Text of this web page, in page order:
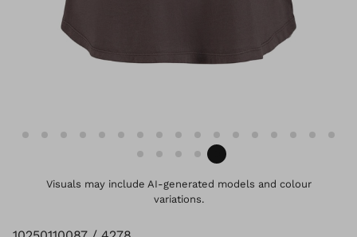
Visuals may include AI-generated models and colour
variations.